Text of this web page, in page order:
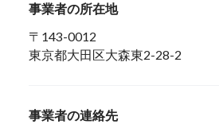
事業者の所在地
〒143-0012
東京都大田区大森東2-28-2
事業者の連絡先